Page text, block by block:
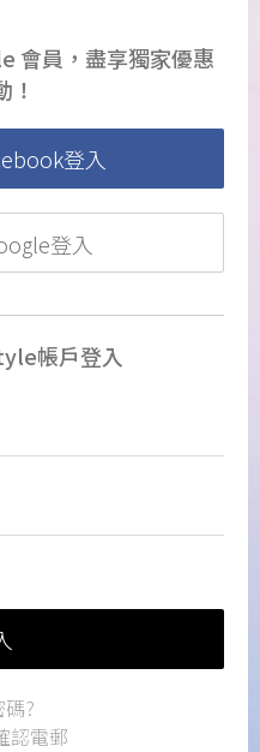
會員，盡享獨家優惠
！
登入
登入
帳戶登入
?
認電郵